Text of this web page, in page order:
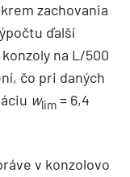
zachovania
ďalší
na L/500
čo pri daných
wlim = 6,4
v konzolovo